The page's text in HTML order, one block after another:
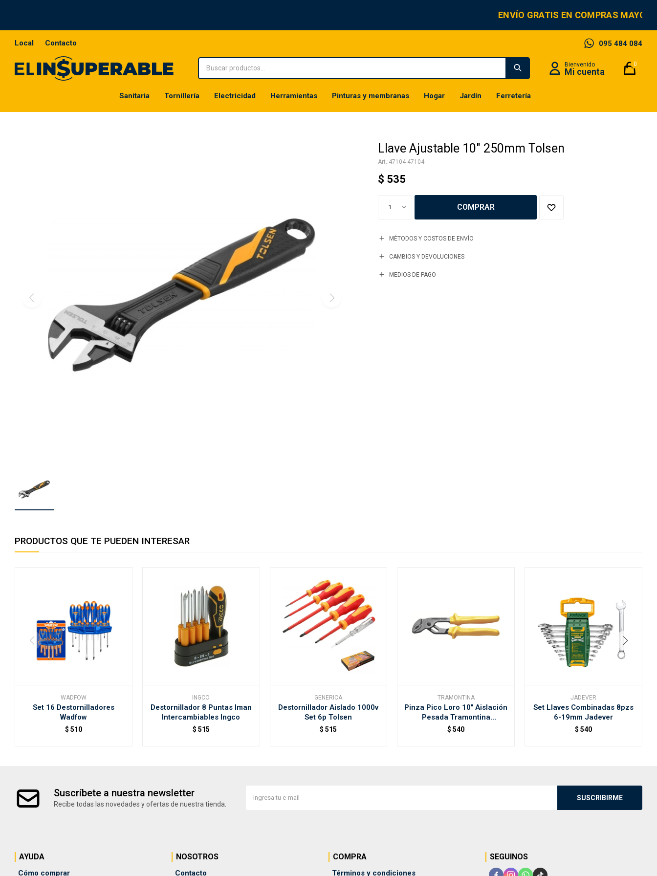
ENVÍO GRATIS EN COMPRAS
Sanitaria Tornillería Electricidad Herramientas Pinturas y membranas Hogar Jardín Ferretería
0
095 484 084
Local Contacto
Llave Ajustable 10" 250mm Tolsen
47104-47104
$ 535
1 COMPRAR
MÉTODOS Y COSTOS DE ENVÍO
CAMBIOS Y DEVOLUCIONES
MEDIOS DE PAGO
PRODUCTOS QUE TE PUEDEN INTERESAR
WADFOW
Set 16 Destornilladores
Wadfow
$ 510
INGCO
Destornillador 8 Puntas Iman
Intercambiables Ingco
$ 515
GENERICA
Destornillador Aislado 1000v
Set 6p Tolsen
$ 515
TRAMONTINA
Pinza Pico Loro 10" Aislación
Pesada Tramontina
41066/110
$ 540
JADEVER
Set Llaves Combinadas 8pzs
6-19mm Jadever
$ 540
Suscríbete a nuestra newsletter
Recibe todas las novedades y ofertas de nuestra tienda.
SUSCRIBIRME
AYUDA
Cómo comprar
NOSOTROS
Contacto
COMPRA
Términos y condiciones
SEGUINOS